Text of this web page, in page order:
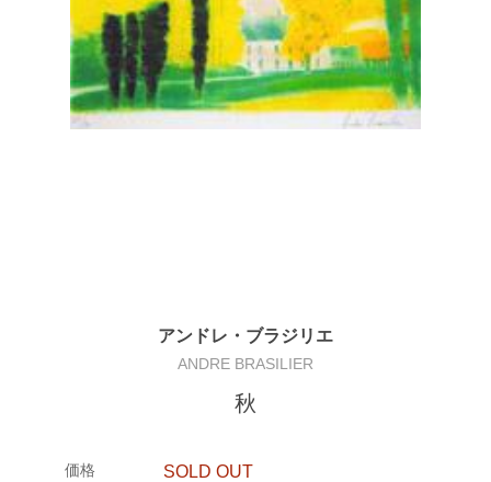
アンドレ・ブラジリエ
ANDRE BRASILIER
秋
価格 SOLD OUT